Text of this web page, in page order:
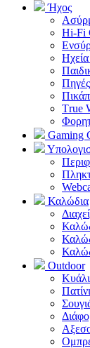
Ήχος
Hi-Fi
Τrue
Gaming
Καλώδια
Outdoor